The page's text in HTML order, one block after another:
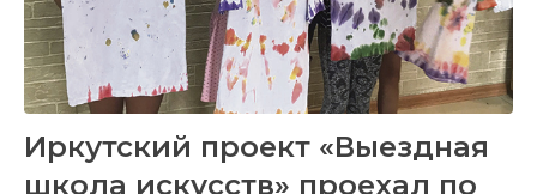
Иркутский проект «Выездная
школа искусств» проехал по